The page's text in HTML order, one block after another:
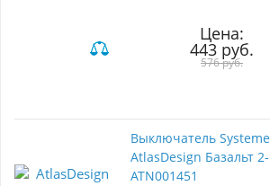
дополнительной
подходит для
Высококачественные
продуманный механизм
долговечность и
что делает её отличным
Цена:
443 руб.
576 руб.
Выключатель
AtlasDesign Базальт
ATN001451